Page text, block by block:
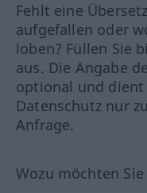
Fehlt eine
aufgefallen oder
loben? Füllen Sie
aus. Die Angabe
optional und dient
Datenschutz nur
Anfrage.
Wozu möchten